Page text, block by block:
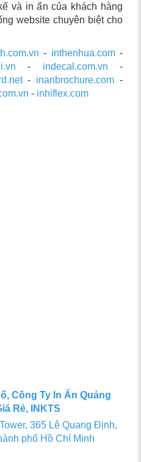
và in ấn của khách hàng
website chuyên biệt cho
- inthenhua.com-
- indecal.com.vn -
- inanbrochure.com -
- inhiflex.com
Công Ty In Ấn Quảng
Rẻ, INKTS
365 Lê Quang Định,
phố Hồ Chí Minh